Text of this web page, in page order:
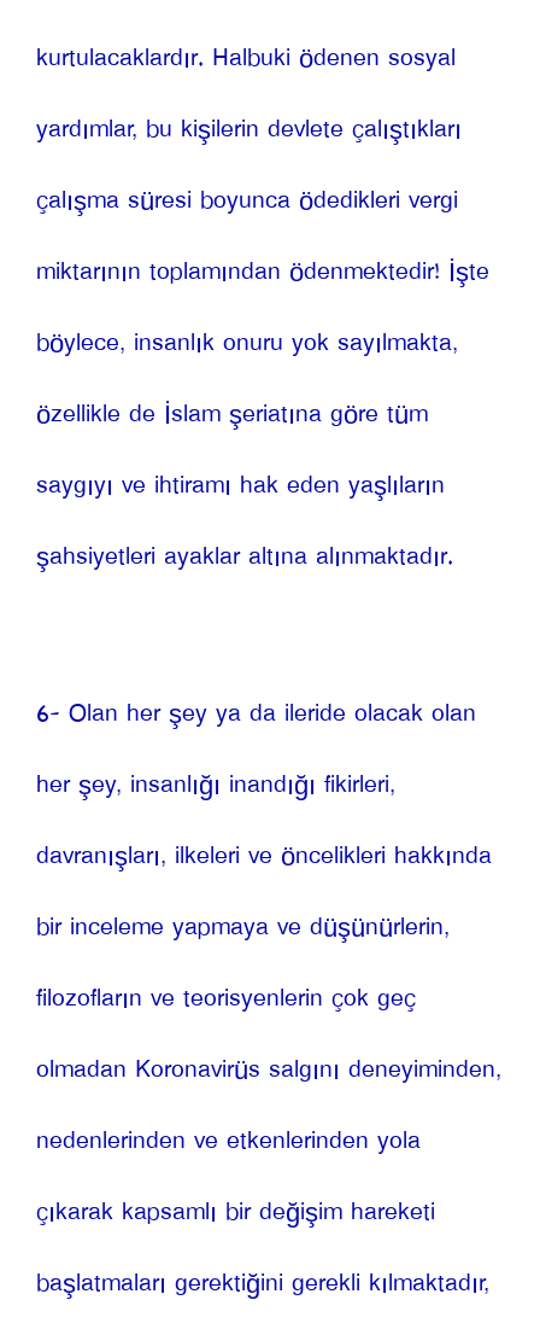
kurtulacaklardır. Halbuki ödenen sosyal
yardımlar, bu kişilerin devlete çalıştıkları
çalışma süresi boyunca ödedikleri vergi
miktarının toplamından ödenmektedir! İşte
böylece, insanlık onuru yok sayılmakta,
özellikle de İslam şeriatına göre tüm
saygıyı ve ihtiramı hak eden yaşlıların
şahsiyetleri ayaklar altına alınmaktadır.
6- Olan her şey ya da ileride olacak olan
her şey, insanlığı inandığı fikirleri,
davranışları, ilkeleri ve öncelikleri hakkında
bir inceleme yapmaya ve düşünürlerin,
filozofların ve teorisyenlerin çok geç
olmadan Koronavirüs salgını deneyiminden,
nedenlerinden ve etkenlerinden yola
çıkarak kapsamlı bir değişim hareketi
başlatmaları gerektiğini gerekli kılmaktadır,